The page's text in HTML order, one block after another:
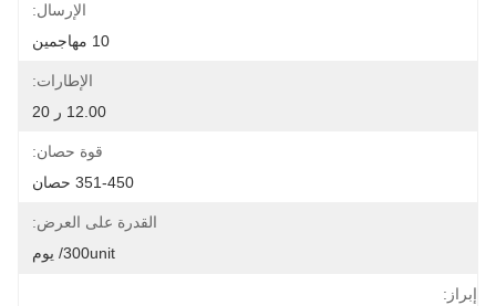
الإرسال:
10 مهاجمين
الإطارات:
12.00 ر 20
قوة حصان:
351-450 حصان
القدرة على العرض:
300unit/ يوم
إبراز: